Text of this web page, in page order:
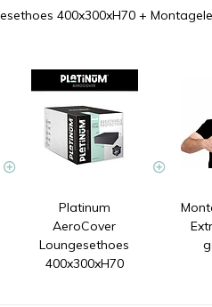
400x300xH70 +
Platinum
AeroCover
Loungesethoes
400x300xH70